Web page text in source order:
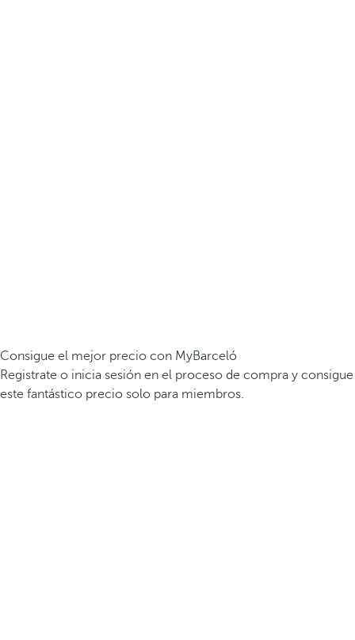
Consigue el mejor precio con MyBarceló
Registrate o inicia sesión en el proceso de compra y consigue
este fantástico precio solo para miembros.